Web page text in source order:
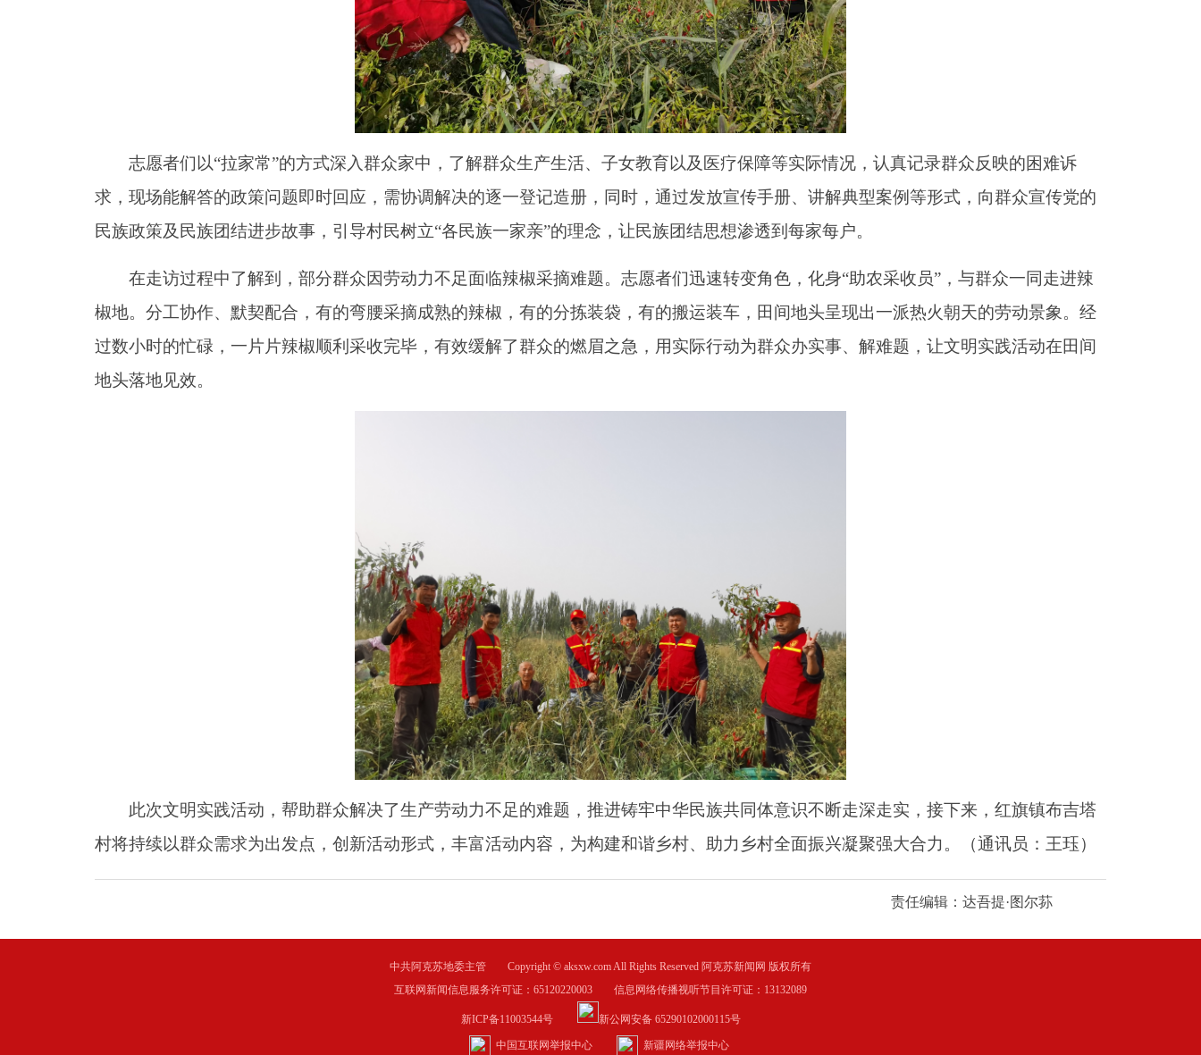
志愿者们以“拉家常”的方式深入群众家中，了解群众生产生活、子女教育以及医疗保障等实际情况，认真记录群众反映的困难诉
求，现场能解答的政策问题即时回应，需协调解决的逐一登记造册，同时，通过发放宣传手册、讲解典型案例等形式，向群众宣传党的
民族政策及民族团结进步故事，引导村民树立“各民族一家亲”的理念，让民族团结思想渗透到每家每户。
在走访过程中了解到，部分群众因劳动力不足面临辣椒采摘难题。志愿者们迅速转变角色，化身“助农采收员”，与群众一同走进辣
椒地。分工协作、默契配合，有的弯腰采摘成熟的辣椒，有的分拣装袋，有的搬运装车，田间地头呈现出一派热火朝天的劳动景象。经
过数小时的忙碌，一片片辣椒顺利采收完毕，有效缓解了群众的燃眉之急，用实际行动为群众办实事、解难题，让文明实践活动在田间
地头落地见效。
此次文明实践活动，帮助群众解决了生产劳动力不足的难题，推进铸牢中华民族共同体意识不断走深走实，接下来，红旗镇布吉塔
村将持续以群众需求为出发点，创新活动形式，丰富活动内容，为构建和谐乡村、助力乡村全面振兴凝聚强大合力。（通讯员：王珏）
责任编辑：达吾提·图尔荪
中共阿克苏地委主管 Copyright © aksxw.com All Rights Reserved 阿克苏新闻网 版权所有
互联网新闻信息服务许可证：65120220003 信息网络传播视听节目许可证：13132089
新ICP备11003544号 新公网安备 65290102000115号
中国互联网举报中心 新疆网络举报中心